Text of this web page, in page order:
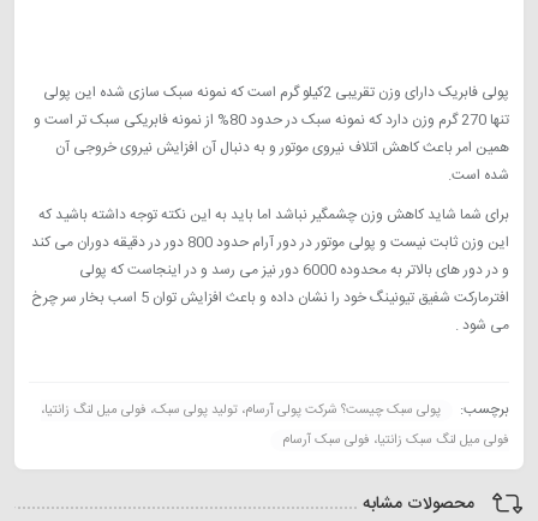
پولی فابریک دارای وزن تقریبی 2کیلو گرم است که نمونه سبک سازی شده این پولی
تنها 270 گرم وزن دارد که نمونه سبک در حدود 80% از نمونه فابریکی سبک تر است و
همین امر باعث کاهش اتلاف نیروی موتور و به دنبال آن افزایش نیروی خروجی آن
شده است.
برای شما شاید کاهش وزن چشمگیر نباشد اما باید به این نکته توجه داشته باشید که
این وزن ثابت نیست و پولی موتور در دور آرام حدود 800 دور در دقیقه دوران می کند
و در دور های بالاتر به محدوده 6000 دور نیز می رسد و در اینجاست که پولی
افترمارکت شفیق تیونینگ خود را نشان داده و باعث افزایش توان 5 اسب بخار سر چرخ
می شود .
برچسب:
پولی سبک چیست؟ شرکت پولی آرسام، تولید پولی سبک، فولی میل لنگ زانتیا،
فولی میل لنگ سبک زانتیا، فولی سبک آرسام
محصولات مشابه